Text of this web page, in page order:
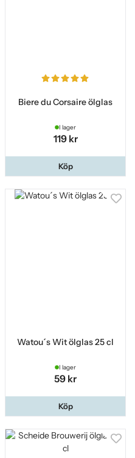
Biere du Corsaire ölglas
I lager
119 kr
Köp
Watou´s Wit ölglas 25 cl
I lager
59 kr
Köp